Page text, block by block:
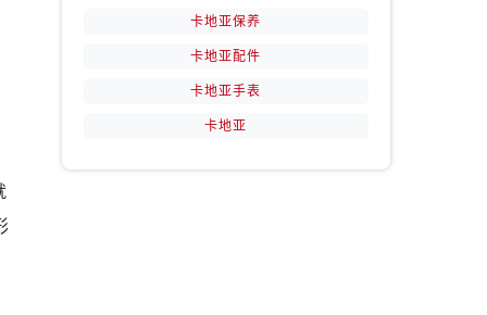
卡地亚保养
卡地亚配件
卡地亚手表
卡地亚